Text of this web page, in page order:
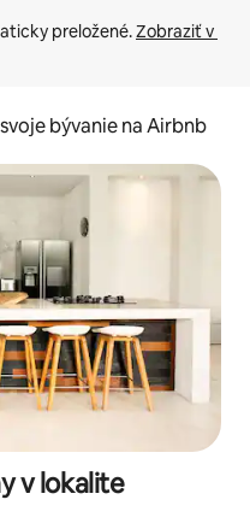
preložené. Zobraziť v
bývanie na Airbnb
v lokalite